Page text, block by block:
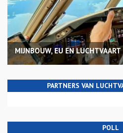
MIJNBOUW, EU EN LUCHTVAART
PARTNERS VAN
POLL